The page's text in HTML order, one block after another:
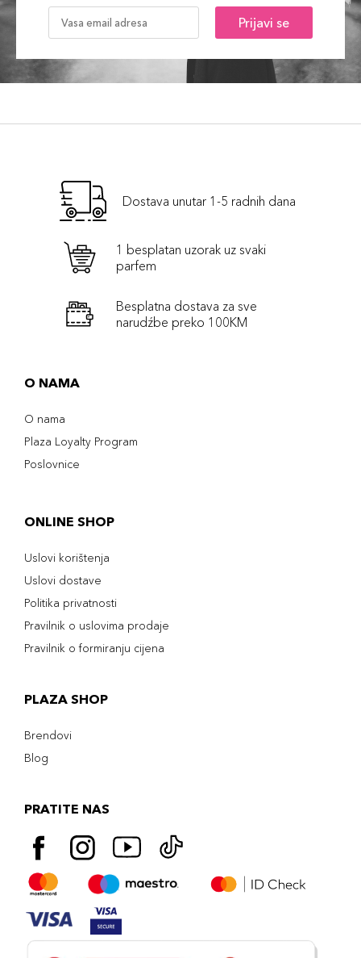
Prijavi se
Dostava unutar 1-5 radnih dana
1 besplatan uzorak uz svaki
parfem
Besplatna dostava za sve
narudźbe preko 100KM
O NAMA
O nama
Plaza Loyalty Program
Poslovnice
ONLINE SHOP
Uslovi korištenja
Uslovi dostave
Politika privatnosti
Pravilnik o uslovima prodaje
Pravilnik o formiranju cijena
PLAZA SHOP
Brendovi
Blog
PRATITE NAS